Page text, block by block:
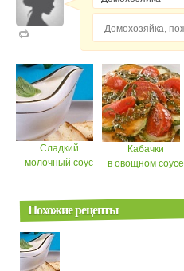
Сладкий
молочный соус
Кабачки
в овощном соусе
Похожие рецепты